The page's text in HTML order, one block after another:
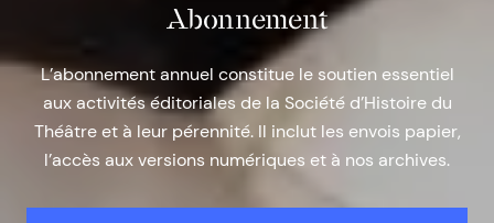
Abonnement
L’abonnement annuel constitue le soutien essentiel
aux activités éditoriales de la Société d’Histoire du
Théâtre et à leur pérennité. Il inclut les envois papier,
l’accès aux versions numériques et à nos archives.